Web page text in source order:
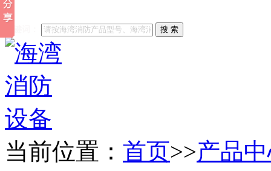
他们都在搜索:
搜 索
当前位置： 首页>>产品